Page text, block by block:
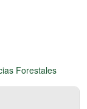
Forestales